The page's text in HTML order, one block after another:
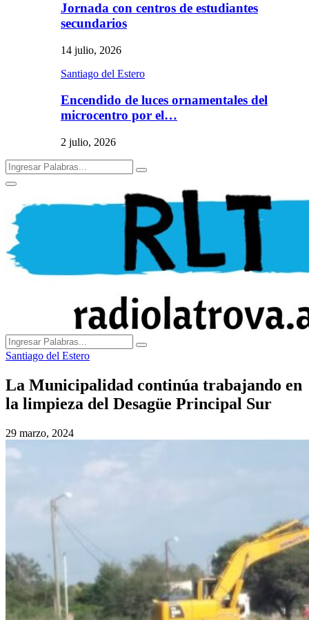
Jornada con centros de estudiantes
secundarios
14 julio, 2026
Santiago del Estero
Encendido de luces ornamentales del
microcentro por el…
2 julio, 2026
Search
for:
Search
Primary
Search
for:
Search
Santiago del Estero
La Municipalidad continúa trabajando en
la limpieza del Desagüe Principal Sur
29 marzo, 2024